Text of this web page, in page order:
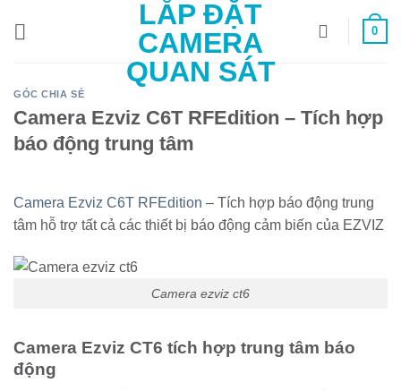
LẮP ĐẶT
CAMERA
QUAN SÁT
0
GÓC CHIA SẺ
Camera Ezviz C6T RFEdition – Tích hợp
báo động trung tâm
Camera Ezviz C6T RFEdition – Tích hợp báo động trung
tâm hỗ trợ tất cả các thiết bị báo động cảm biến của EZVIZ
Camera ezviz ct6
Camera Ezviz CT6 tích hợp trung tâm báo
động